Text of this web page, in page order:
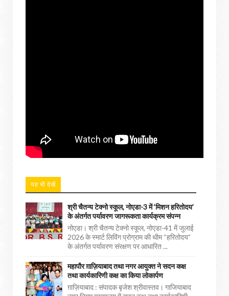
यह भी देखें
श्री चैतन्य टेक्नो स्कूल, नोएडा-3 में ‘मिशन हरितोदय’
के अंतर्गत पर्यावरण जागरूकता कार्यक्रम संपन्न
नोएडा। श्री चैतन्य टेक्नो स्कूल, नोएडा-41 में जुलाई
2026 के स्मार्ट लिविंग प्रोग्राम की थीम “हरितोदय”
के अंतर्गत पर्यावरण संरक्षण पर आधारित ...
महापौर ग़ाज़ियाबाद तथा नगर आयुक्त ने सदन कक्ष
तथा कार्यकारिणी कक्ष का किया लोकार्पण
ग़ाज़ियाबाद : संपादक बृजेश श्रीवास्तव। गाजियाबाद